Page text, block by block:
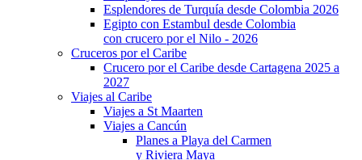
Esplendores de Turquía desde Colombia 2026
Egipto con Estambul desde Colombia
con crucero por el Nilo - 2026
Cruceros por el Caribe
Crucero por el Caribe desde Cartagena 2025 a
2027
Viajes al Caribe
Viajes a St Maarten
Viajes a Cancún
Planes a Playa del Carmen
y Riviera Maya